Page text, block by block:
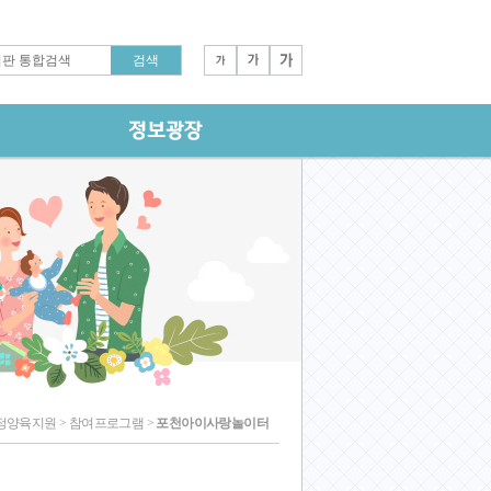
양육지원 > 참여프로그램 > 포천아이사랑놀이터